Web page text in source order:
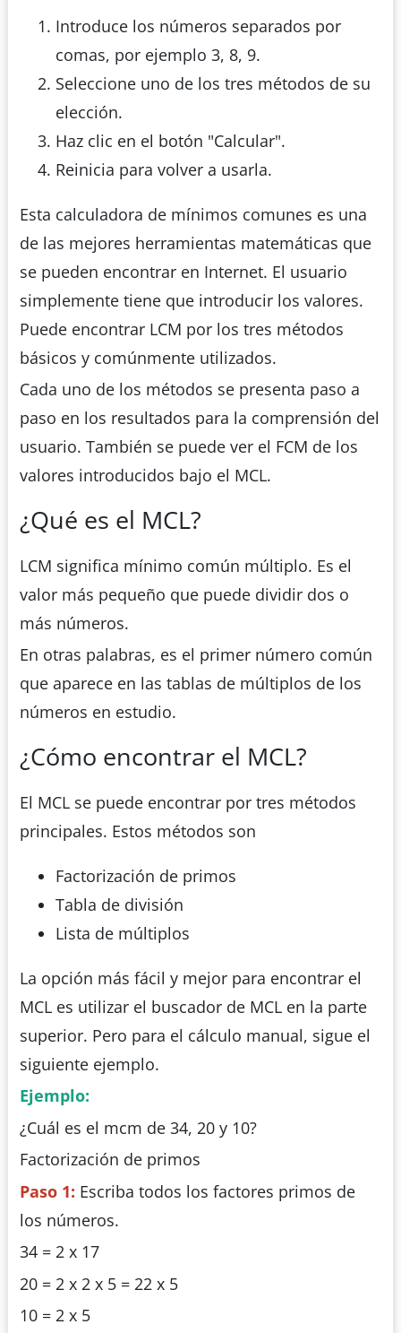
Introduce los números separados por
comas, por ejemplo 3, 8, 9.
Seleccione uno de los tres métodos de su
elección.
Haz clic en el botón "Calcular".
Reinicia para volver a usarla.
Esta calculadora de mínimos comunes es una
de las mejores herramientas matemáticas que
se pueden encontrar en Internet. El usuario
simplemente tiene que introducir los valores.
Puede encontrar LCM por los tres métodos
básicos y comúnmente utilizados.
Cada uno de los métodos se presenta paso a
paso en los resultados para la comprensión del
usuario. También se puede ver el FCM de los
valores introducidos bajo el MCL.
¿Qué es el MCL?
LCM significa mínimo común múltiplo. Es el
valor más pequeño que puede dividir dos o
más números.
En otras palabras, es el primer número común
que aparece en las tablas de múltiplos de los
números en estudio.
¿Cómo encontrar el MCL?
El MCL se puede encontrar por tres métodos
principales. Estos métodos son
Factorización de primos
Tabla de división
Lista de múltiplos
La opción más fácil y mejor para encontrar el
MCL es utilizar el buscador de MCL en la parte
superior. Pero para el cálculo manual, sigue el
siguiente ejemplo.
Ejemplo:
¿Cuál es el mcm de 34, 20 y 10?
Factorización de primos
Paso 1: Escriba todos los factores primos de
los números.
34 = 2 x 17
20 = 2 x 2 x 5 = 22 x 5
10 = 2 x 5